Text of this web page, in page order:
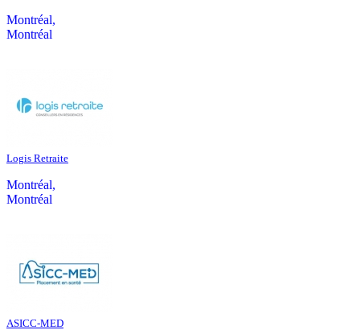
Montréal,
Montréal
Logis Retraite
Montréal,
Montréal
ASICC-MED